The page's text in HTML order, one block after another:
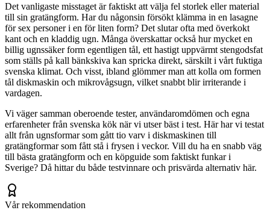
Det vanligaste misstaget är faktiskt att välja fel storlek eller material
till sin gratängform. Har du någonsin försökt klämma in en lasagne
för sex personer i en för liten form? Det slutar ofta med överkokt
kant och en kladdig ugn. Många överskattar också hur mycket en
billig ugnssäker form egentligen tål, ett hastigt uppvärmt stengodsfat
som ställs på kall bänkskiva kan spricka direkt, särskilt i vårt fuktiga
svenska klimat. Och visst, ibland glömmer man att kolla om formen
tål diskmaskin och mikrovågsugn, vilket snabbt blir irriterande i
vardagen.
Vi väger samman oberoende tester, användaromdömen och egna
erfarenheter från svenska kök när vi utser bäst i test. Här har vi testat
allt från ugnsformar som gått tio varv i diskmaskinen till
gratängformar som fått stå i frysen i veckor. Vill du ha en snabb väg
till bästa gratängform och en köpguide som faktiskt funkar i
Sverige? Då hittar du både testvinnare och prisvärda alternativ här.
Vår rekommendation